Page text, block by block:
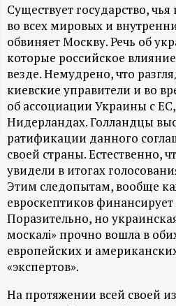
о
р
м
а
ц
и
о
н
н
Существует государство,
во всех мировых и
обвиняет Москву. Речь об
которые российское
везде. Немудрено, что
киевские управители и во
об ассоциации Украины с
Нидерландах. Голландцы
ратификации данного
своей страны. Естественно,
увидели в итогах
Этим следопытам, вообще
евроскептиков
Поразительно, но
москалi» прочно вошла в
европейских и
«экспертов».
На протяжении всей своей